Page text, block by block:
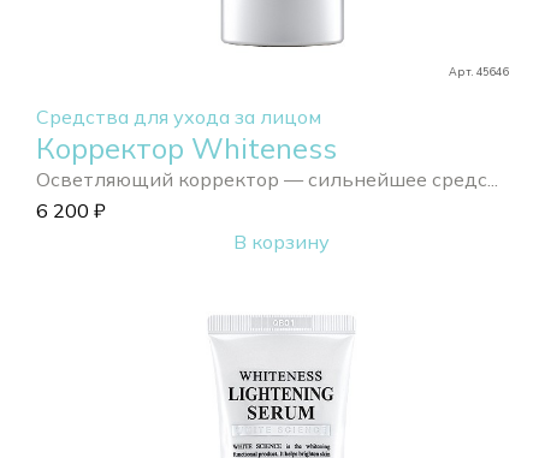
Арт. 45646
Средства для ухода за лицом
Корректор Whiteness
Осветляющий корректор — сильнейшее средс...
6 200 ₽
В корзину